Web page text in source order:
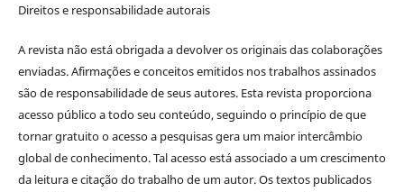
Direitos e responsabilidade autorais
A revista não está obrigada a devolver os originais das colaborações
enviadas. Afirmações e conceitos emitidos nos trabalhos assinados
são de responsabilidade de seus autores. Esta revista proporciona
acesso público a todo seu conteúdo, seguindo o princípio de que
tornar gratuito o acesso a pesquisas gera um maior intercâmbio
global de conhecimento. Tal acesso está associado a um crescimento
da leitura e citação do trabalho de um autor. Os textos publicados